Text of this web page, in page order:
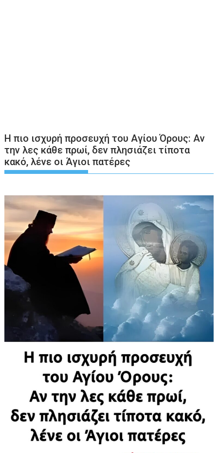
Η πιο ισχυρή προσευχή του Αγίου Όρους: Αν
την λες κάθε πρωί, δεν πλησιάζει τίποτα
κακό, λένε οι Άγιοι πατέρες